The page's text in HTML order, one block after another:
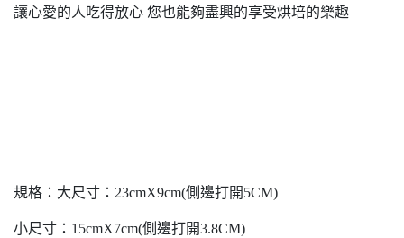
讓心愛的人吃得放心 您也能夠盡興的享受烘培的樂趣
規格：大尺寸：23cmX9cm(側邊打開5CM)
小尺寸：15cmX7cm(側邊打開3.8CM)